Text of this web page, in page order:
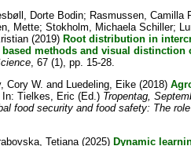
Dorte Bodin; Rasmussen, Camilla
Mette;Stokholm, Michaela Schiller;
(2019) Root distribution in
based methods and visual distinction
, 67 (1), pp. 15-28.
Cory W. and Luedeling, Eike (2018)
In:Tielkes, Eric (Ed.) Tropentag,
food security and food safety: The
Tetiana(2025) Dynamic